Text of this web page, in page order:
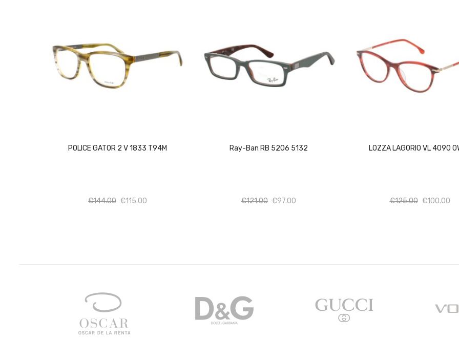
POLICE GATOR 2 V 1833 T94M
€144.00 Ποσότητα
€115.00
Ray-Ban RB 5206 5132
€121.00 Ποσότητα
€97.00
LOZZA LAGORIO VL 4090
€125.00 Ποσότητα
€100.00